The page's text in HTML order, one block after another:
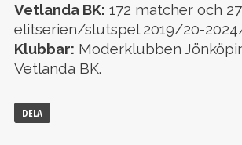
Vetlanda BK: 172 matcher och
elitserien/slutspel 2019/20-
Klubbar: Moderklubben
Vetlanda BK.
DELA